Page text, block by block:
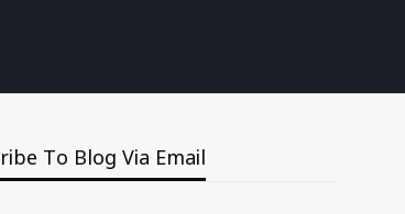
To Blog Via Email